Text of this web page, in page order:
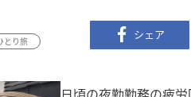
とり旅 シェア